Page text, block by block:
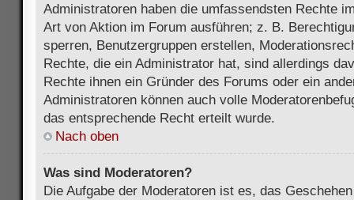
Administratoren haben die umfassendsten Rechte
Art von Aktion im Forum ausführen; z. B.
sperren, Benutzergruppen erstellen,
Rechte, die ein Administrator hat, sind allerdings
Rechte ihnen ein Gründer des Forums oder ein
Administratoren können auch volle
das entsprechende Recht erteilt wurde.
Nach oben
Was sind Moderatoren?
Die Aufgabe der Moderatoren ist es, das